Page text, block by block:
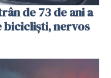
de 73 de ani a
bicicliști, nervos